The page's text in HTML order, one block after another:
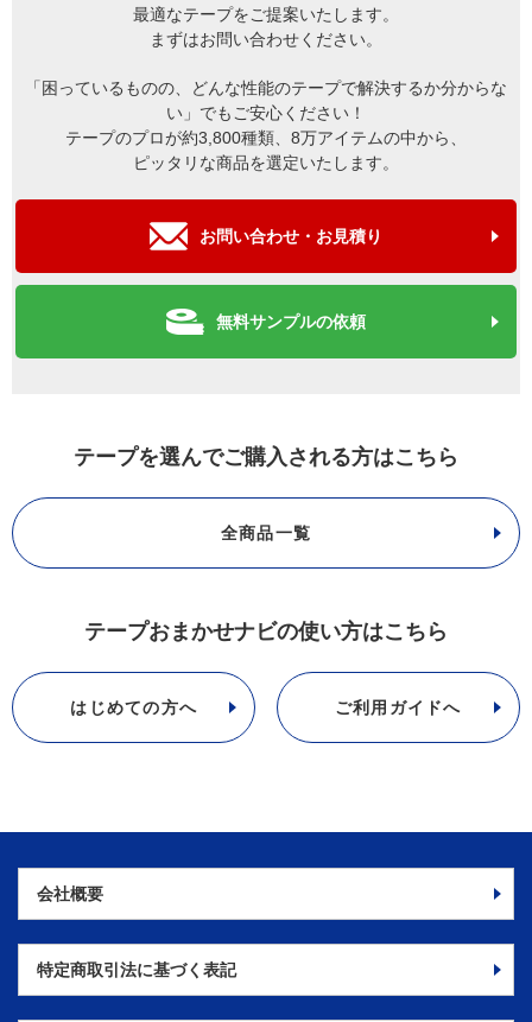
最適なテープをご提案いたします。
まずはお問い合わせください。
「困っているものの、どんな性能のテープで解決するか分からな
い」でもご安心ください！
テープのプロが約3,800種類、8万アイテムの中から、
ピッタリな商品を選定いたします。
お問い合わせ・お見積り
無料サンプルの依頼
テープを選んでご購入される方はこちら
全商品一覧
テープおまかせナビの使い方はこちら
はじめての方へ ご利用ガイドへ
会社概要
特定商取引法に基づく表記